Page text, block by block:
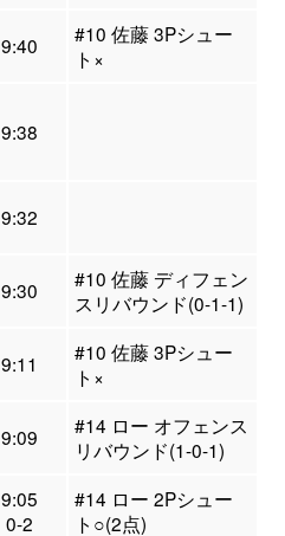
9:40
#10 佐藤 3Pシュー
ト×
9:38
9:32
9:30
#10 佐藤 ディフェン
スリバウンド(0-1-1)
9:11
#10 佐藤 3Pシュー
ト×
9:09
#14 ロー オフェンス
リバウンド(1-0-1)
9:05
0-2
#14 ロー 2Pシュー
ト○(2点)